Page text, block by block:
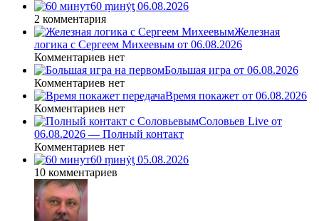
60 ṃинẏƫ 06.08.2026
2 комментария
Железная
логика с Сергеем Михеевым от 06.08.2026
Комментариев нет
Большая игра от 06.08.2026
Комментариев нет
Время покажет от 06.08.2026
Комментариев нет
Соловьев Live от
06.08.2026 — Полный контакт
Комментариев нет
60 ṃинẏƫ 05.08.2026
10 комментариев